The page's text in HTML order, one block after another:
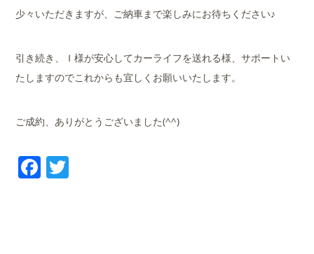
少々いただきますが、ご納車まで楽しみにお待ちください♪
引き続き、Ｉ様が安心してカーライフを送れる様、サポートい
たしますのでこれからも宜しくお願いいたします。
ご成約、ありがとうございました(^^)
Facebook